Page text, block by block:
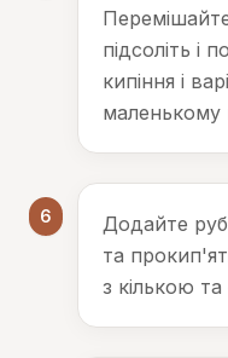
підсоліть і
кипіння і
маленькому
6
Додайте
та
з кількою